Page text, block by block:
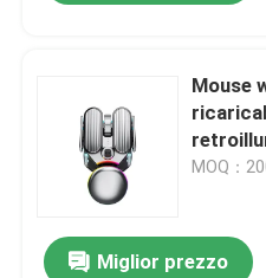
Mouse
MOQ：
Miglior prezzo